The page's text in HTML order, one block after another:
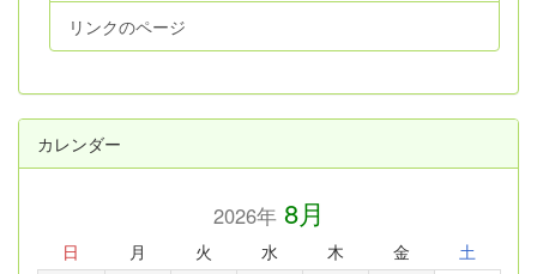
リンクのページ
カレンダー
2026年8月
日 月 火 水 木 金 土